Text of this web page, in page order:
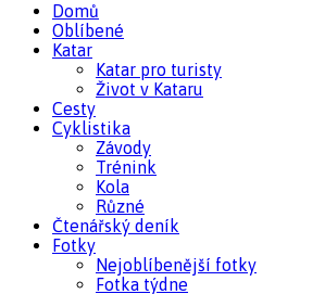
Domů
Oblíbené
Katar
Katar pro turisty
Život v Kataru
Cesty
Cyklistika
Závody
Trénink
Kola
Různé
Čtenářský deník
Fotky
Nejoblíbenější fotky
Fotka týdne